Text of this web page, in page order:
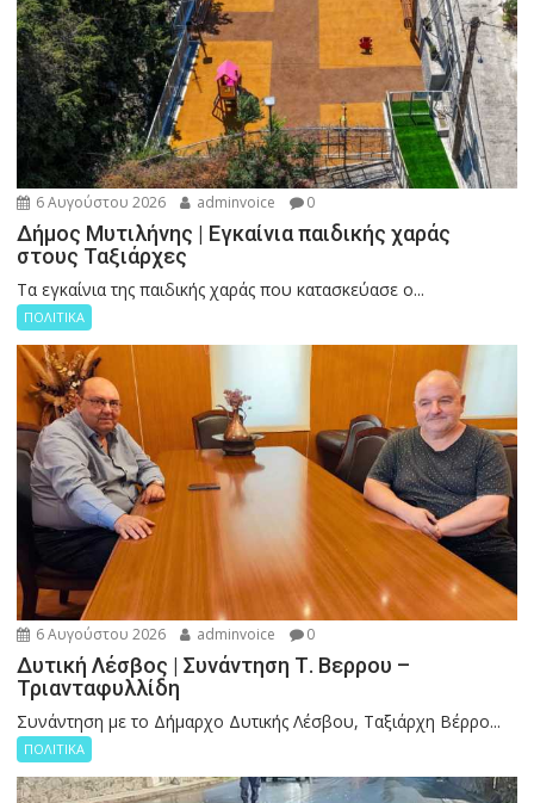
6 Αυγούστου 2026 adminvoice 0
Δήμος Μυτιλήνης | Εγκαίνια παιδικής χαράς
στους Ταξιάρχες
Tα εγκαίνια της παιδικής χαράς που κατασκεύασε ο...
ΠΟΛΙΤΙΚΑ
6 Αυγούστου 2026 adminvoice 0
Δυτική Λέσβος | Συνάντηση Τ. Βερρου –
Τριανταφυλλίδη
Συνάντηση με το Δήμαρχο Δυτικής Λέσβου, Ταξιάρχη Βέρρο...
ΠΟΛΙΤΙΚΑ